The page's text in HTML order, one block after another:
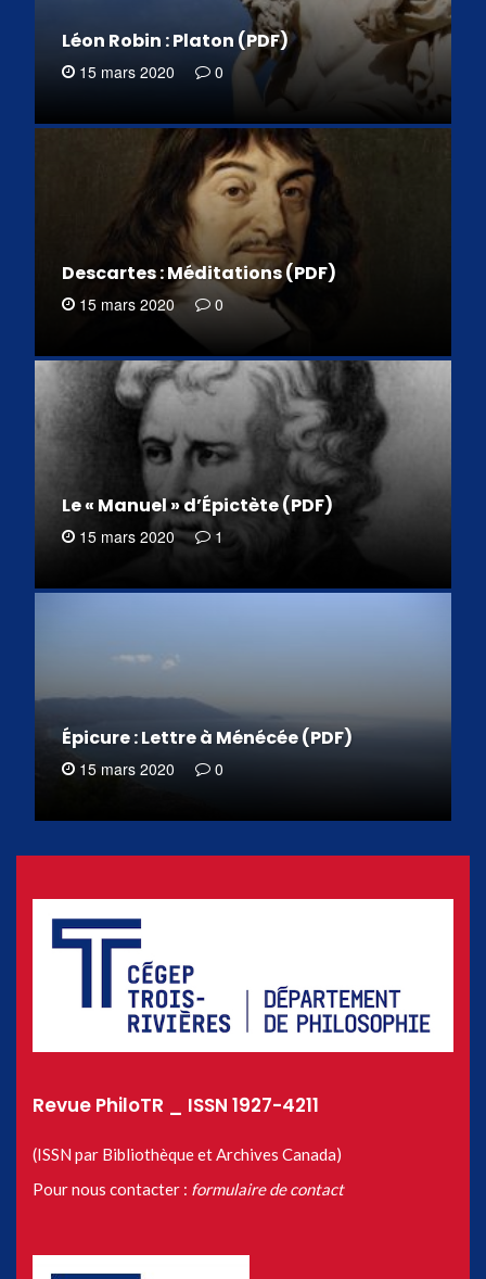
Léon Robin : Platon (PDF)
15 mars 2020 0
Descartes : Méditations (PDF)
15 mars 2020 0
Le « Manuel » d’Épictète (PDF)
15 mars 2020 1
Épicure : Lettre à Ménécée (PDF)
15 mars 2020 0
Revue PhiloTR _ ISSN 1927-4211
(ISSN par Bibliothèque et Archives Canada)
Pour nous contacter : formulaire de contact